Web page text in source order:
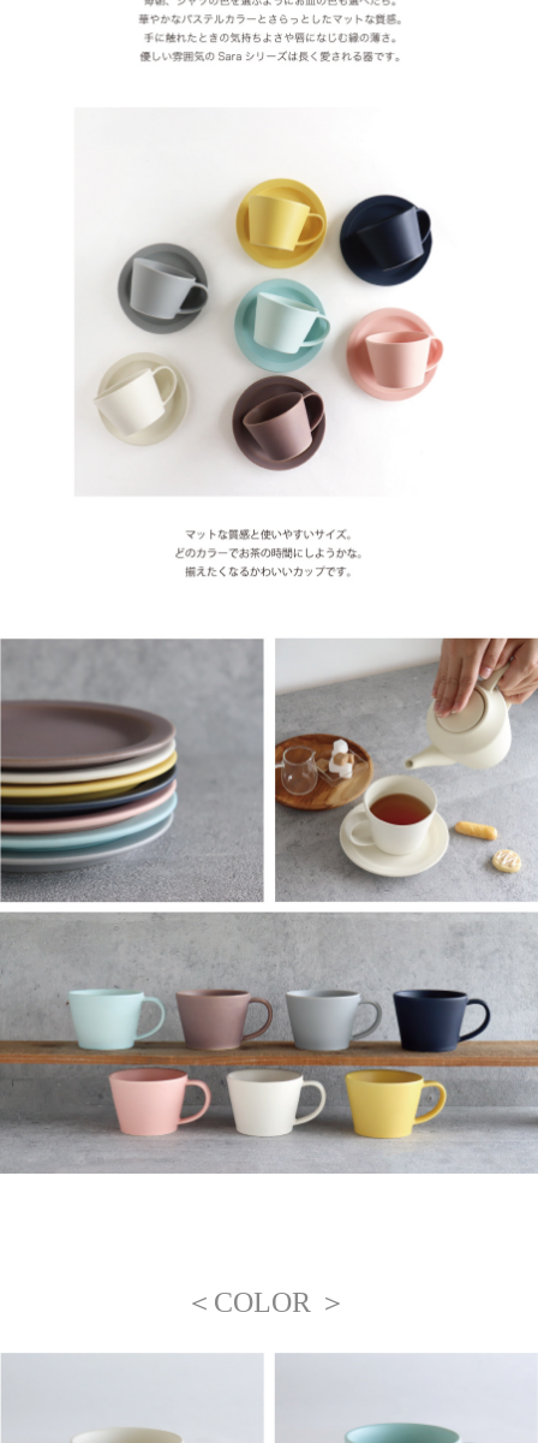
＜COLOR ＞